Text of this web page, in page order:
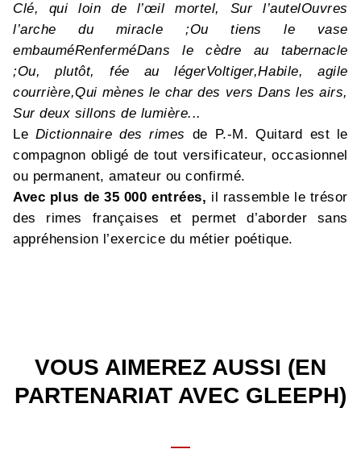
Clé, qui loin de l’œil mortel, Sur l’autelOuvres
l’arche du miracle ;Ou tiens le vase
embauméRenferméDans le cèdre au tabernacle
;Ou, plutôt, fée au légerVoltiger,Habile, agile
courrière,Qui mènes le char des vers Dans les airs,
Sur deux sillons de lumière...
Le Dictionnaire des rimes de P.-M. Quitard est le
compagnon obligé de tout versificateur, occasionnel
ou permanent, amateur ou confirmé.
Avec plus de 35 000 entrées, il rassemble le trésor
des rimes françaises et permet d’aborder sans
appréhension l’exercice du métier poétique.
VOUS AIMEREZ AUSSI (EN
PARTENARIAT AVEC GLEEPH)